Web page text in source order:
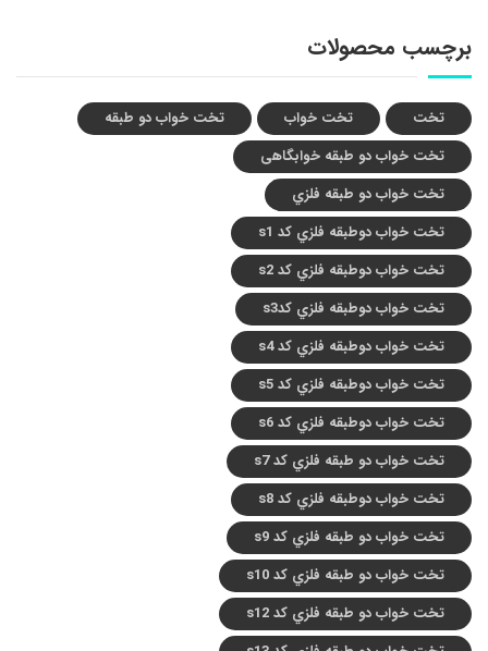
برچسب محصولات
تخت تخت خواب
تخت خواب دو طبقه
تخت خواب دو طبقه خوابگاهی
تخت خواب دو طبقه فلزي
تخت خواب دوطبقه فلزي کد s1
تخت خواب دوطبقه فلزي کد s2
تخت خواب دوطبقه فلزي کدs3
تخت خواب دوطبقه فلزي کد s4
تخت خواب دوطبقه فلزي کد s5
تخت خواب دوطبقه فلزي کد s6
تخت خواب دو طبقه فلزي کد s7
تخت خواب دوطبقه فلزي کد s8
تخت خواب دو طبقه فلزي کد s9
تخت خواب دو طبقه فلزي کد s10
تخت خواب دو طبقه فلزي کد s12